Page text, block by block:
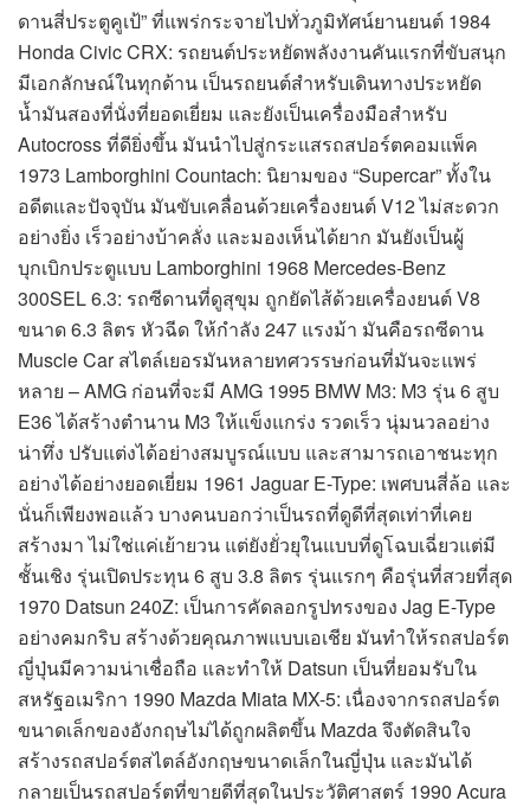
ดานสี่ประตูคูเป้” ที่แพร่กระจายไปทั่วภูมิทัศน์ยานยนต์ 1984
Honda Civic CRX: รถยนต์ประหยัดพลังงานคันแรกที่ขับสนุก
มีเอกลักษณ์ในทุกด้าน เป็นรถยนต์สำหรับเดินทางประหยัด
น้ำมันสองที่นั่งที่ยอดเยี่ยม และยังเป็นเครื่องมือสำหรับ
Autocross ที่ดียิ่งขึ้น มันนำไปสู่กระแสรถสปอร์ตคอมแพ็ค
1973 Lamborghini Countach: นิยามของ “Supercar” ทั้งใน
อดีตและปัจจุบัน มันขับเคลื่อนด้วยเครื่องยนต์ V12 ไม่สะดวก
อย่างยิ่ง เร็วอย่างบ้าคลั่ง และมองเห็นได้ยาก มันยังเป็นผู้
บุกเบิกประตูแบบ Lamborghini 1968 Mercedes-Benz
300SEL 6.3: รถซีดานที่ดูสุขุม ถูกยัดไส้ด้วยเครื่องยนต์ V8
ขนาด 6.3 ลิตร หัวฉีด ให้กำลัง 247 แรงม้า มันคือรถซีดาน
Muscle Car สไตล์เยอรมันหลายทศวรรษก่อนที่มันจะแพร่
หลาย – AMG ก่อนที่จะมี AMG 1995 BMW M3: M3 รุ่น 6 สูบ
E36 ได้สร้างตำนาน M3 ให้แข็งแกร่ง รวดเร็ว นุ่มนวลอย่าง
น่าทึ่ง ปรับแต่งได้อย่างสมบูรณ์แบบ และสามารถเอาชนะทุก
อย่างได้อย่างยอดเยี่ยม 1961 Jaguar E-Type: เพศบนสี่ล้อ และ
นั่นก็เพียงพอแล้ว บางคนบอกว่าเป็นรถที่ดูดีที่สุดเท่าที่เคย
สร้างมา ไม่ใช่แค่เย้ายวน แต่ยังยั่วยุในแบบที่ดูโฉบเฉี่ยวแต่มี
ชั้นเชิง รุ่นเปิดประทุน 6 สูบ 3.8 ลิตร รุ่นแรกๆ คือรุ่นที่สวยที่สุด
1970 Datsun 240Z: เป็นการคัดลอกรูปทรงของ Jag E-Type
อย่างคมกริบ สร้างด้วยคุณภาพแบบเอเชีย มันทำให้รถสปอร์ต
ญี่ปุ่นมีความน่าเชื่อถือ และทำให้ Datsun เป็นที่ยอมรับใน
สหรัฐอเมริกา 1990 Mazda Miata MX-5: เนื่องจากรถสปอร์ต
ขนาดเล็กของอังกฤษไม่ได้ถูกผลิตขึ้น Mazda จึงตัดสินใจ
สร้างรถสปอร์ตสไตล์อังกฤษขนาดเล็กในญี่ปุ่น และมันได้
กลายเป็นรถสปอร์ตที่ขายดีที่สุดในประวัติศาสตร์ 1990 Acura